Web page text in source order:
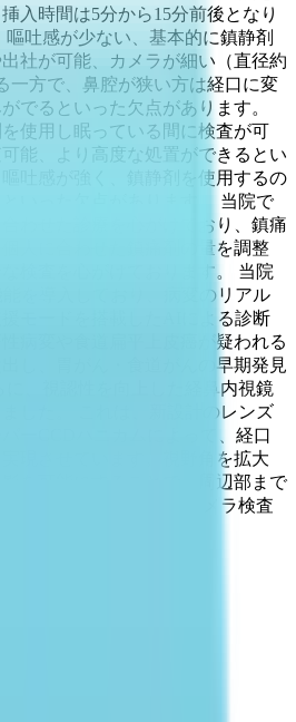
入時間は5分から15分前後となり
吐感が少ない、基本的に鎮静剤
社が可能、カメラが細い（直径約
一方で、鼻腔が狭い方は経口に変
でるといった欠点があります。
使用し眠っている間に検査が可
能、より高度な処置ができるとい
吐感が強く、鎮静剤を使用するの
いった欠点があります。 当院で
わせた診療を心がけており、鎮痛
人に合わせた鎮痛剤の量を調整
検査を心がけております。 当院
を導入しており、病変のリアル
モードを搭載したAIによる診断
病変や食道扁平上皮癌が疑われる
し、胃がん・食道がんの早期発見
に、視認性を向上した経鼻内視鏡
した。 これは、新設計のレンズ
ーCCDハニカムによって、経口
現させています。視野角を拡大
を可能にすることで、周辺部まで
検査が可能です。 胃カメラ検査
まで相談ください。